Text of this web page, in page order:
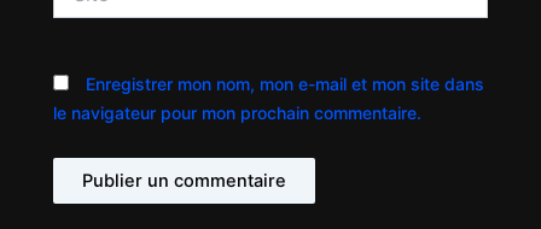
Enregistrer mon nom, mon e-mail et mon site dans
le navigateur pour mon prochain commentaire.